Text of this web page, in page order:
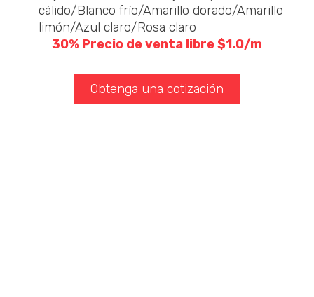
cálido/Blanco frío/Amarillo dorado/Amarillo
limón/Azul claro/Rosa claro
30% Precio de venta libre $1.0/m
Obtenga una cotización